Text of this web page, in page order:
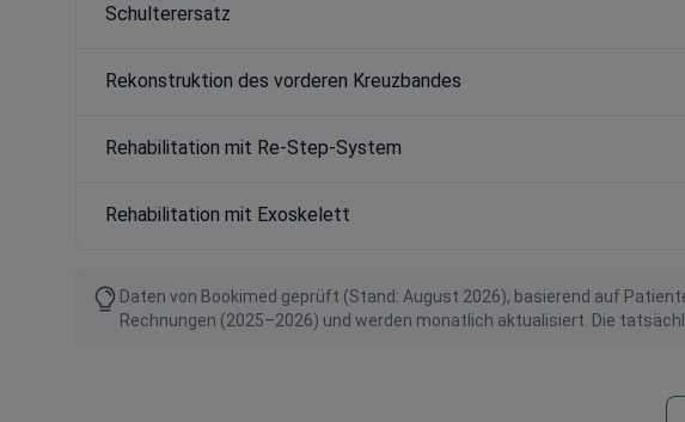
Schulterersatz
Rekonstruktion des vorderen Kreuzbandes
Rehabilitation mit Re-Step-System
Rehabilitation mit Exoskelett
Daten von Bookimed geprüft (Stand: August 2026), basierend auf
Rechnungen (2025–2026) und werden monatlich aktualisiert. Die